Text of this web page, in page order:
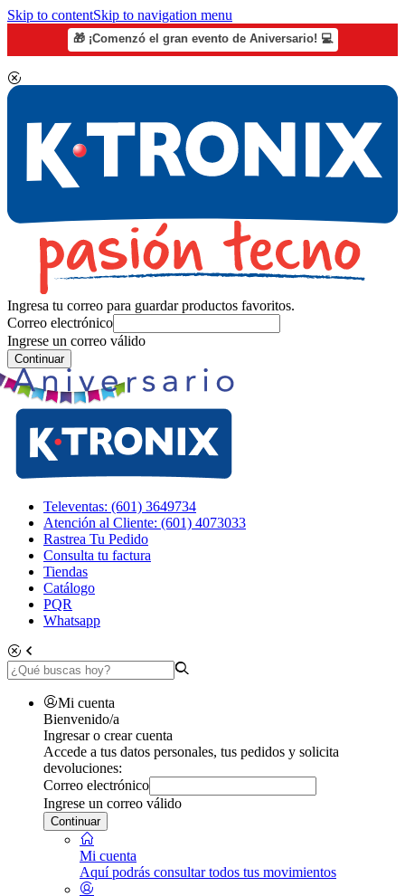
Skip to contentSkip to navigation menu
🎁 ¡Comenzó el gran evento de Aniversario! 💻
Ingresa tu correo para guardar productos favoritos.
Correo electrónico
Ingrese un correo válido
Continuar
Televentas: (601) 3649734
Atención al Cliente: (601) 4073033
Rastrea Tu Pedido
Consulta tu factura
Tiendas
Catálogo
PQR
Whatsapp
Mi cuenta
Bienvenido/a
Ingresar o crear cuenta
Accede a tus datos personales, tus pedidos y solicita
devoluciones:
Correo electrónico
Ingrese un correo válido
Continuar
Mi cuenta
Aquí podrás consultar todos tus movimientos